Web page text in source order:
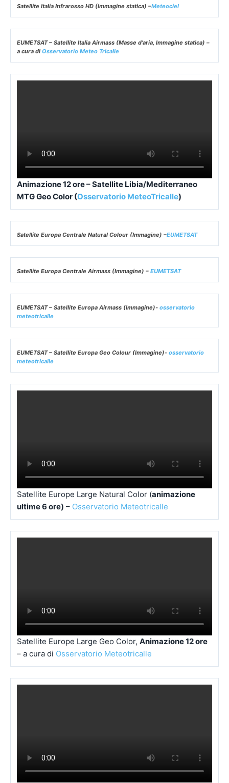
Satellite Italia Infrarosso HD (Immagine statica) –Meteociel
EUMETSAT – Satellite Italia Airmass (Masse d’aria, Immagine statica) –
a cura di Osservatorio Meteo Tricalle
Animazione 12 ore – Satellite Libia/Mediterraneo
MTG Geo Color (Osservatorio MeteoTricalle)
Satellite Europa Centrale Natural Colour (Immagine) –EUMETSAT
Satellite Europa Centrale Airmass (Immagine) – EUMETSAT
EUMETSAT – Satellite Europa Airmass (Immagine)- osservatorio
meteotricalle
EUMETSAT – Satellite Europa Geo Colour (Immagine)- osservatorio
meteotricalle
Satellite Europe Large Natural Color (animazione
ultime 6 ore) – Osservatorio Meteotricalle
Satellite Europe Large Geo Color, Animazione 12 ore
– a cura di Osservatorio Meteotricalle